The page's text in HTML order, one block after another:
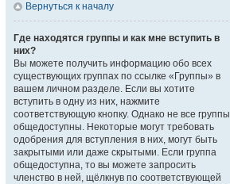
Вернуться к началу
Где находятся группы и как мне вступить в
них?
Вы можете получить информацию обо всех
существующих группах по ссылке «Группы» в
вашем личном разделе. Если вы хотите
вступить в одну из них, нажмите
соответствующую кнопку. Однако не все группы
общедоступны. Некоторые могут требовать
одобрения для вступления в них, могут быть
закрытыми или даже скрытыми. Если группа
общедоступна, то вы можете запросить
членство в ней, щёлкнув по соответствующей